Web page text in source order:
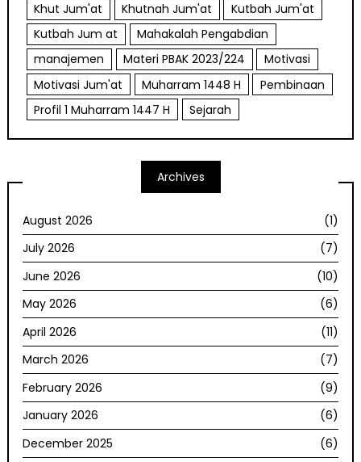
Khut Jum'at
Khutnah Jum'at
Kutbah Jum'at
Kutbah Jum at
Mahakalah Pengabdian
manajemen
Materi PBAK 2023/224
Motivasi
Motivasi Jum'at
Muharram 1448 H
Pembinaan
Profil 1 Muharram 1447 H
Sejarah
Archives
August 2026
(1)
July 2026
(7)
June 2026
(10)
May 2026
(6)
April 2026
(11)
March 2026
(7)
February 2026
(9)
January 2026
(6)
December 2025
(6)